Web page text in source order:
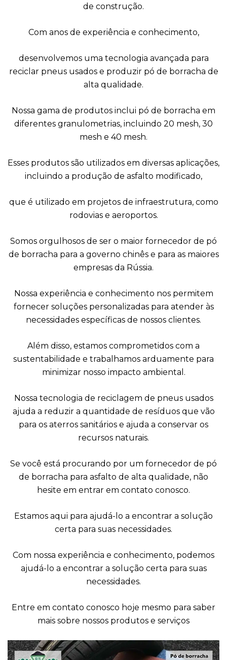
de construção.
Com anos de experiência e conhecimento,
desenvolvemos uma tecnologia avançada para
reciclar pneus usados e produzir pó de borracha de
alta qualidade.
Nossa gama de produtos inclui pó de borracha em
diferentes granulometrias, incluindo 20 mesh, 30
mesh e 40 mesh.
Esses produtos são utilizados em diversas aplicações,
incluindo a produção de asfalto modificado,
que é utilizado em projetos de infraestrutura, como
rodovias e aeroportos.
Somos orgulhosos de ser o maior fornecedor de pó
de borracha para a governo chinês e para as maiores
empresas da Rússia.
Nossa experiência e conhecimento nos permitem
fornecer soluções personalizadas para atender às
necessidades específicas de nossos clientes.
Além disso, estamos comprometidos com a
sustentabilidade e trabalhamos arduamente para
minimizar nosso impacto ambiental.
Nossa tecnologia de reciclagem de pneus usados
ajuda a reduzir a quantidade de resíduos que vão
para os aterros sanitários e ajuda a conservar os
recursos naturais.
Se você está procurando por um fornecedor de pó
de borracha para asfalto de alta qualidade, não
hesite em entrar em contato conosco.
Estamos aqui para ajudá-lo a encontrar a solução
certa para suas necessidades.
Com nossa experiência e conhecimento, podemos
ajudá-lo a encontrar a solução certa para suas
necessidades.
Entre em contato conosco hoje mesmo para saber
mais sobre nossos produtos e serviços